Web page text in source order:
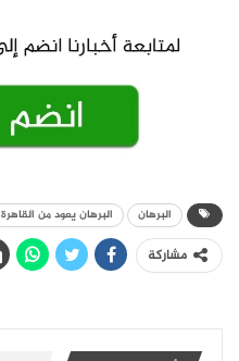
البرهان البرهان يعود من القاهرة
مشاركة